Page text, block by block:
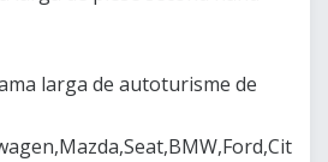
larga de autoturisme de